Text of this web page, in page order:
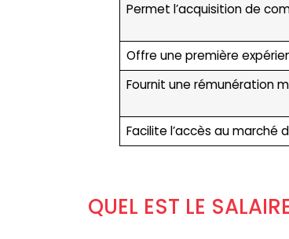
Permet l’acquisition de
Offre une première
Fournit une rémunération
Facilite l’accès au marché
QUEL EST LE